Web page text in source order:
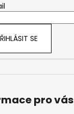
SE
pro vás